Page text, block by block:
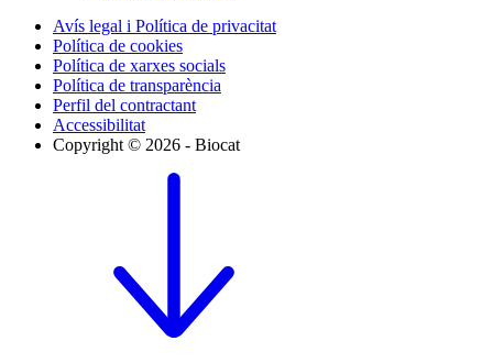
Avís legal i Política de privacitat
Política de cookies
Política de xarxes socials
Política de transparència
Perfil del contractant
Accessibilitat
Copyright © 2026 - Biocat